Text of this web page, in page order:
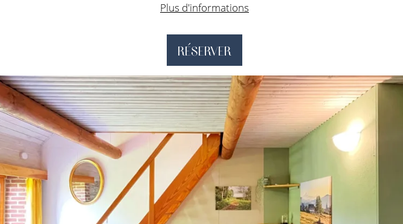
Plus d'informations
RÉSERVER